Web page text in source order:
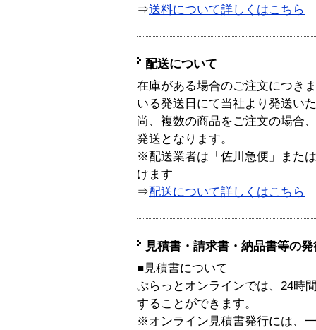
⇒送料について詳しくはこちら
配送について
在庫がある場合のご注文につき
いる発送日にて当社より発送い
尚、複数の商品をご注文の場合
発送となります。
※配送業者は「佐川急便」また
けます
⇒配送について詳しくはこちら
見積書・請求書・納品書等の
■見積書について
ぷらっとオンラインでは、24時
することができます。
※オンライン見積書発行には、